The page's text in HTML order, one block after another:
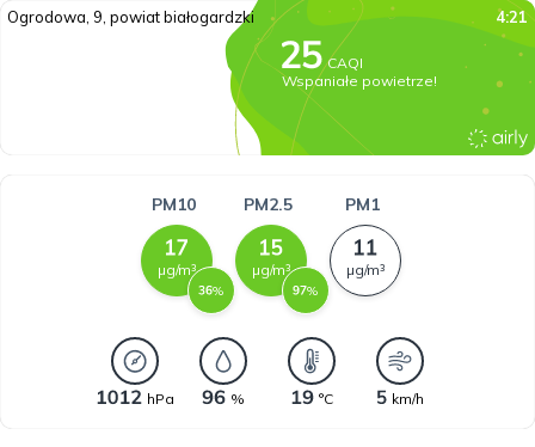
Ogrodowa, 9, powiat białogardzki 4:21
CAQI
Wspaniałe powietrze!
PM10
µg/m³
%
PM2.5
µg/m³
%
PM1
µg/m³
hPa % °C km/h